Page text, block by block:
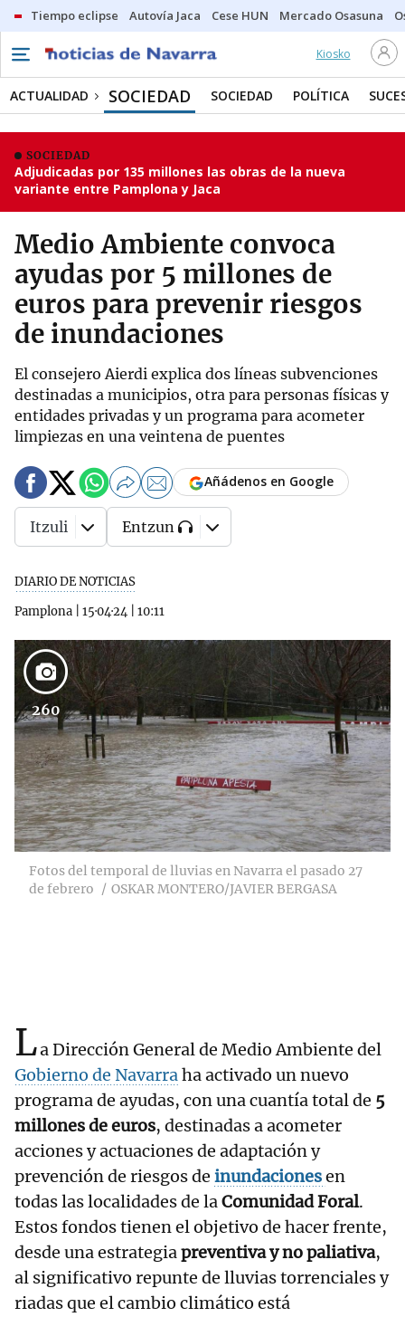
Tiempo eclipse Autovía Jaca Cese HUN Mercado Osasuna
Kiosko
ACTUALIDAD SOCIEDAD SOCIEDAD POLÍTICA
SOCIEDAD
Adjudicadas por 135 millones las obras de la nueva
variante entre Pamplona y Jaca
Medio Ambiente convoca
ayudas por 5 millones de
euros para prevenir riesgos
de inundaciones
El consejero Aierdi explica dos líneas subvenciones
destinadas a municipios, otra para personas físicas y
entidades privadas y un programa para acometer
limpiezas en una veintena de puentes
DIARIO DE NOTICIAS
Pamplona
15·04·24 10:11
Añádenos en Google
Itzuli Entzun
260
Fotos del temporal de lluvias en Navarra el pasado 27
de febrero
OSKAR MONTERO/JAVIER BERGASA
La Dirección General de Medio Ambiente del
Gobierno de Navarraha activado un nuevo
programa de ayudas, con una cuantía total de 5
millones de euros, destinadas a acometer
acciones y actuaciones de adaptación y
prevención de riesgos de inundacionesen
todas las localidades de laComunidad Foral.
Estos fondos tienen el objetivo de hacer frente,
desde una estrategiapreventiva y no paliativa,
al significativo repunte de lluvias torrenciales y
riadas que el cambio climático está